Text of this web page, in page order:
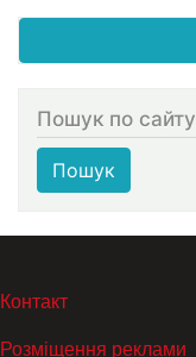
Пошук по сайту
Пошук
МЕНЮ В ПОДВАЛЕ
Контакт
Розміщення реклами